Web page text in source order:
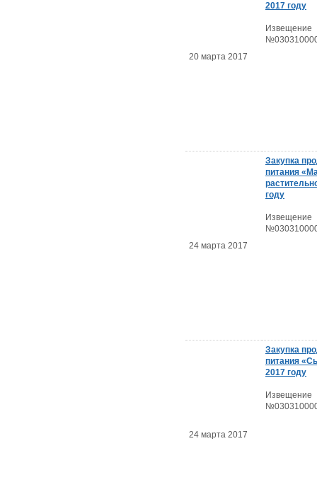
20 марта 2017
2017 году
Извещение
24 марта 2017
Закупка
питания
году
Извещение
24 марта 2017
Закупка
питания
2017 году
Извещение